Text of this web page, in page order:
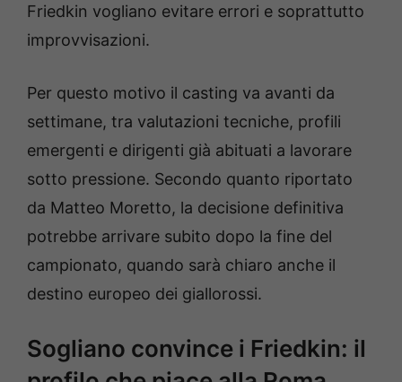
Friedkin vogliano evitare errori e soprattutto
improvvisazioni.
Per questo motivo il casting va avanti da
settimane, tra valutazioni tecniche, profili
emergenti e dirigenti già abituati a lavorare
sotto pressione. Secondo quanto riportato
da Matteo Moretto, la decisione definitiva
potrebbe arrivare subito dopo la fine del
campionato, quando sarà chiaro anche il
destino europeo dei giallorossi.
Sogliano convince i Friedkin: il